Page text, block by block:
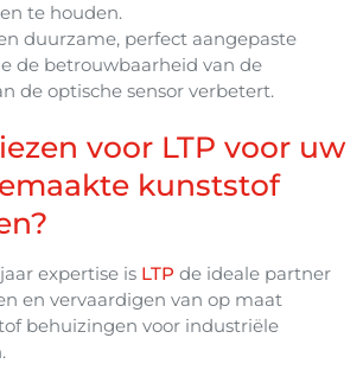
te houden.
duurzame, perfect aangepaste
de betrouwbaarheid van de
de optische sensor verbetert.
voor LTP voor uw
kunststof
expertise is LTP de ideale partner
en vervaardigen van op maat
behuizingen voor industriële